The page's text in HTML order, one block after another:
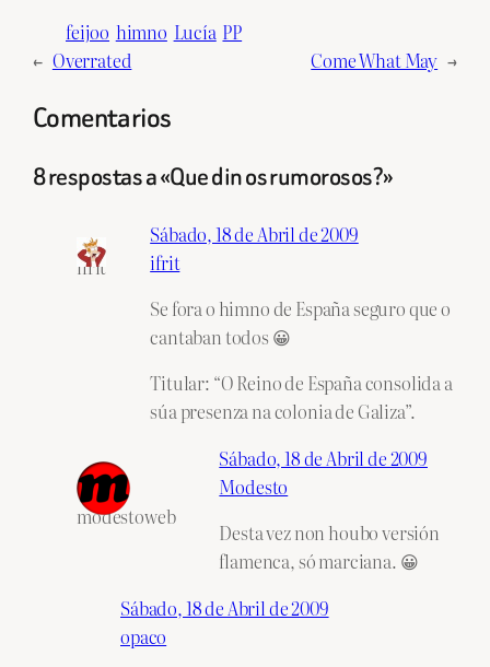
feijoo himno Lucía PP
← Overrated Come What May →
Comentarios
8 respostas a «Que din os rumorosos?»
ifrit
Sábado, 18 de Abril de 2009
ifrit
Se fora o himno de España seguro que o
cantaban todos 😀
Titular: “O Reino de España consolida a
súa presenza na colonia de Galiza”.
modestoweb
Sábado, 18 de Abril de 2009
Modesto
Desta vez non houbo versión
flamenca, só marciana. 😀
Sábado, 18 de Abril de 2009
opaco